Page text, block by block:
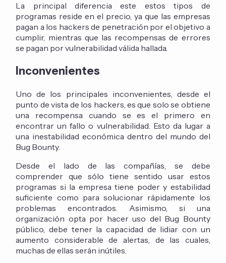
La principal diferencia este estos tipos de
programas reside en el precio, ya que las empresas
pagan a los hackers de penetración por el objetivo a
cumplir, mientras que las recompensas de errores
se pagan por vulnerabilidad válida hallada.
Inconvenientes
Uno de los principales inconvenientes, desde el
punto de vista de los hackers, es que solo se obtiene
una recompensa cuando se es el primero en
encontrar un fallo o vulnerabilidad. Esto da lugar a
una inestabilidad económica dentro del mundo del
Bug Bounty.
Desde el lado de las compañías, se debe
comprender que sólo tiene sentido usar estos
programas si la empresa tiene poder y estabilidad
suficiente como para solucionar rápidamente los
problemas encontrados. Asimismo, si una
organización opta por hacer uso del Bug Bounty
público, debe tener la capacidad de lidiar con un
aumento considerable de alertas, de las cuales,
muchas de ellas serán inútiles.